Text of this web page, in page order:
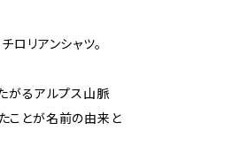
ロリアンシャツ。
がるアルプス山脈
ことが名前の由来と